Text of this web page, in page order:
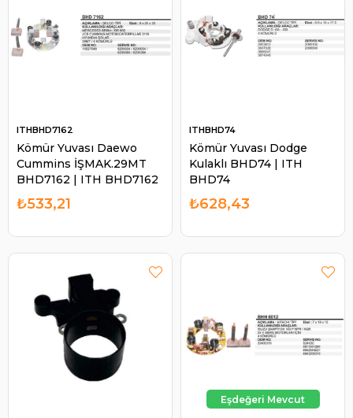
Kömür Yuvası Daewo
Cummins İŞMAK.29MT
BHD7162 | ITH BHD7162
ITHBHD7162
₺533,21
Kömür Yuvası Dodge
Kulaklı BHD74 | ITH
BHD74
ITHBHD74
₺628,43